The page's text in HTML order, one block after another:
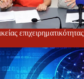
επιχειρηματικότητας